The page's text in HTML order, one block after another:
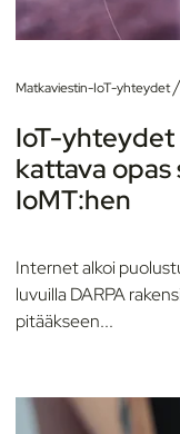
Matkaviestin-IoT-yhteydet/
IoT-yhteydet
kattava opas
IoMT:hen
Internet alkoi
luvuilla DARPA
pitääkseen...